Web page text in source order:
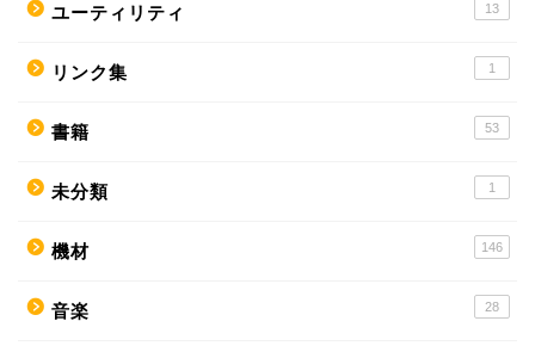
ユーティリティ 13
リンク集 1
書籍 53
未分類 1
機材 146
音楽 28